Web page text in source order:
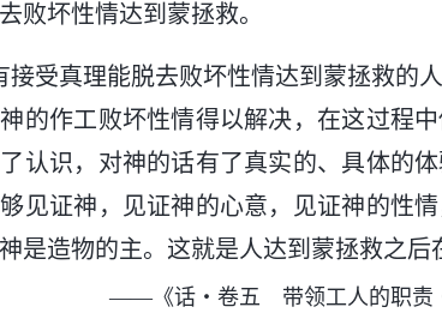
败坏性情达到蒙拯救。
受真理能脱去败坏性情达到蒙拯救的
的作工败坏性情得以解决，在这过程
认识，对神的话有了真实的、具体的
见证神，见证神的心意，见证神的性
是造物的主。这就是人达到蒙拯救之后
——《话・卷五 带领工人的职责